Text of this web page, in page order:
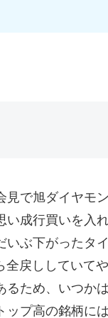
で旭ダイヤモ
成行買いを入
ぶ下がったタ
戻ししていて
ため、いつか
プ高の銘柄に